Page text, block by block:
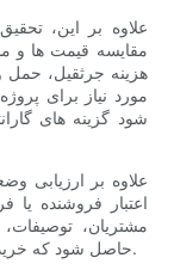
علاوه بر این،
مقایسه قیمت ها و
هزینه جرثقیل، حمل
مورد نیاز برای
شود گزینه های
علاوه بر ارزیابی
اعتبار فروشنده
مشتریان،
حاصل شود که خرید از یک منبع معتبر و قابل اعتماد انجام شده است.